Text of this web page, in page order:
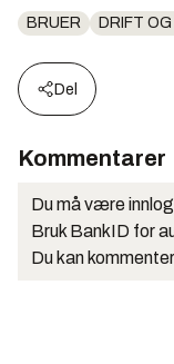
BRUER DRIFT
Del
Kommentarer
Du må være
Bruk BankID for
Du kan